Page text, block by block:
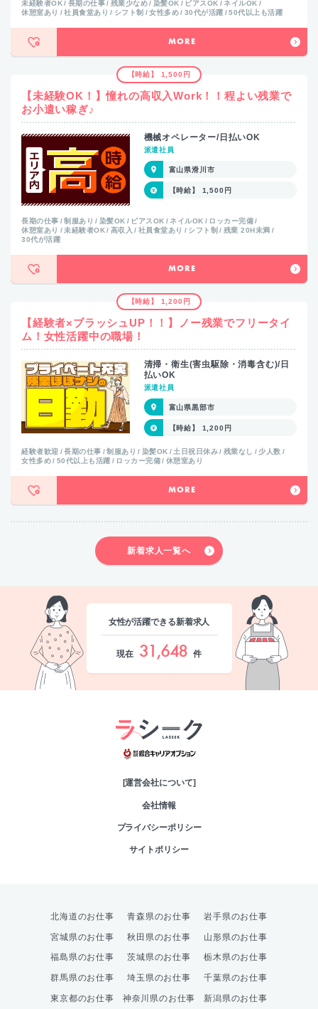
未経験者OK 長期の仕事 残業少なめ 染髪OK ピアスOK
ネイルOK
休憩室あり
社員食堂あり シフト制 女性多め 30代が活躍 50代以上も活躍
MORE
【時給】 1,500円
【未経験OK！】憧れの高収入Work！！程よい残業で
お小遣い稼ぎ♪
機械オペレーター/日払いOK
派遣社員
富山県滑川市
【時給】 1,500円
長期の仕事 制服あり 染髪OK ピアスOK ネイルOK
ロッカー完備
休憩室あり
未経験者OK 高収入 社員食堂あり シフト制
残業 20H未満
30代が活躍
MORE
【時給】 1,200円
【経験者×ブラッシュUP！！】ノー残業でフリータイ
ム！女性活躍中の職場！
清掃・衛生(害虫駆除・消毒含む)/日
払いOK
派遣社員
富山県黒部市
【時給】 1,200円
経験者歓迎 長期の仕事 制服あり 染髪OK 土日祝日休み 残業なし
少人数
女性多め
50代以上も活躍 ロッカー完備 休憩室あり
MORE
新着求人一覧へ
女性が活躍できる新着求人
現在 31,648 件
[運営会社について]
会社情報
プライバシーポリシー
サイトポリシー
北海道のお仕事 青森県のお仕事 岩手県のお仕事
宮城県のお仕事 秋田県のお仕事 山形県のお仕事
福島県のお仕事 茨城県のお仕事 栃木県のお仕事
群馬県のお仕事 埼玉県のお仕事 千葉県のお仕事
東京都のお仕事 神奈川県のお仕事 新潟県のお仕事